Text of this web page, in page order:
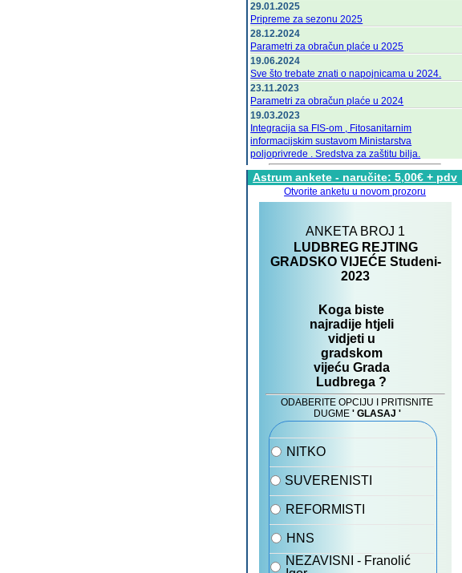
29.01.2025
Pripreme za sezonu 2025
28.12.2024
Parametri za obračun plaće u 2025
19.06.2024
Sve što trebate znati o napojnicama u 2024.
23.11.2023
Parametri za obračun plaće u 2024
19.03.2023
Integracija sa FIS-om , Fitosanitarnim
informacijskim sustavom Ministarstva
poljoprivrede . Sredstva za zaštitu bilja.
24.12.2022
Čestit Božić i sretna Nova 2023 iz Ludbrega -
Astrum d.o.o.
i eurima, vraćamo EUR-e
12.12.2022
Parametri za obračun plaće u 2023
Čestiti Božić te sretna i uspješna Nova 2022 .g.
iz Astruma Ludbreg
Automatska dostava dokumenata
knjigovodstvenim servisima
Sve što treba Vaše poduzeće je na jednom
04.06.2021
Vlasnici restorana ili caffe barova ! Ubrzajte
poslovanje vašeg restorana i tako zaradite više
Ideje za restorane i kafiće
OPZ-STAT-1 za 2020 koji se predaje u 2021
09.02.2021
Vrste osobnih primanja kod isplate plaće
04.01.2021
Parametri za obračune plaća za 2021
Astrum ankete - naručite: 5,00€ + pdv
Otvorite anketu u novom prozoru